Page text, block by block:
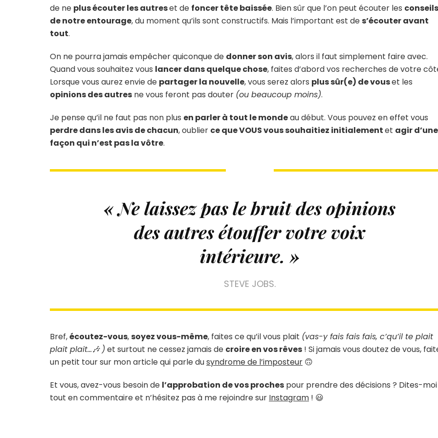
de ne plus écouter les autreset de foncer tête baissée. Bien sûr que l’on peut écouter les conseils
de notre entourage, du moment qu’ils sont constructifs. Mais l’important est des’écouter avant
tout.
On ne pourra jamais empêcher quiconque de donner son avis, alors il faut simplement faire avec.
Quand vous souhaitez vous lancer dans quelque chose, faites d’abord vos recherches de votre
Lorsque vous aurez envie de partager la nouvelle, vous serez alors plus sûr(e) de vouset les
opinions des autres ne vous feront pas douter (ou beaucoup moins).
Je pense qu’il ne faut pas non plus en parler à tout le mondeau début. Vous pouvez en effet vous
perdre dans les avis de chacun, oublier ce que VOUS vous souhaitiez initialementet agir d’une
façon qui n’est pas la vôtre.
« Ne laissez pas le bruit des opinions
des autres étouffer votre voix
intérieure. »
STEVE JOBS.
Bref,écoutez-vous,soyez vous-même, faites ce qu’il vous plait (vas-y fais fais fais, c’qu’il te plait
plait plait…🎶 ) et surtout ne cessez jamais de croire en vos rêves ! Si jamais vous doutez de vous,
un petit tour sur mon article qui parle dusyndrome de l’imposteur 🙃
Et vous, avez-vous besoin de l’approbation de vos proches pour prendre des décisions ? Dites-moi
tout en commentaire et n’hésitez pas à me rejoindre sur Instagram ! 😃